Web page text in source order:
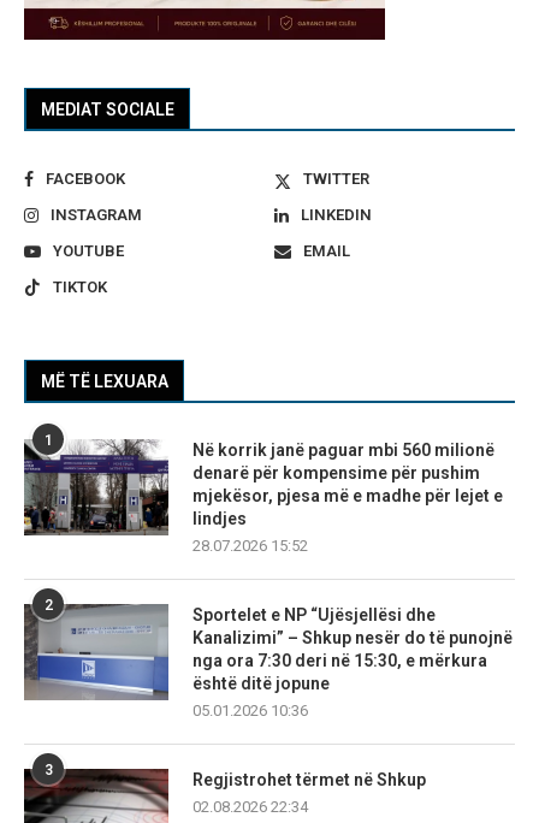
MEDIAT SOCIALE
FACEBOOK
TWITTER
INSTAGRAM
LINKEDIN
YOUTUBE
EMAIL
TIKTOK
MË TË LEXUARA
1
Në korrik janë paguar mbi 560 milionë
denarë për kompensime për pushim
mjekësor, pjesa më e madhe për lejet e
lindjes
28.07.2026 15:52
2
Sportelet e NP “Ujësjellësi dhe
Kanalizimi” – Shkup nesër do të punojnë
nga ora 7:30 deri në 15:30, e mërkura
është ditë jopune
05.01.2026 10:36
3
Regjistrohet tërmet në Shkup
02.08.2026 22:34